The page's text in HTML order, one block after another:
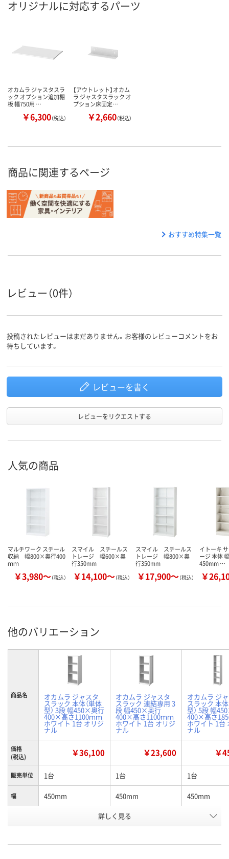
オリジナルに対応するパーツ
オカムラ ジャスタスラ
ック オプション追加棚
板 幅750用 …
￥6,300（税込）
【アウトレット】オカム
ラ ジャスタスラック オ
プション床固定…
￥2,660（税込）
商品に関連するページ
おすすめ特集一覧
レビュー（0件）
投稿されたレビューはまだありません。お客様のレビューコメントをお
待ちしています。
レビューを書く
レビューをリクエストする
人気の商品
マルチワーク スチール
収納 幅800×奥行400
ｍｍ
￥3,980～（税込）
スマイル スチールス
トレージ 幅600×奥
行350mm
￥14,100～（税込）
スマイル スチールス
トレージ 幅800×奥
行350mm
￥17,900～（税込）
イトーキ
ージ 本体
450mm …
￥
他のバリエーション
商品名 オカムラ ジャスタ
スラック 本体（単体
型） 3段 幅450×奥行
400×高さ1100ｍｍ
ホワイト 1台 オリジ
ナル
オカムラ ジャスタ
スラック 連結専用 3
段 幅450×奥行
400×高さ1100ｍｍ
ホワイト 1台 オリジ
ナル
オカムラ ジ
スラック 本体
型） 5段 幅
400×高さ
ホワイト 1台
ナル
価格
(税込)
￥36,100 ￥23,600 ￥
販売単位 1台 1台 1台
幅 450mm 450mm 450mm
1100mm 1850mm
詳しく見る